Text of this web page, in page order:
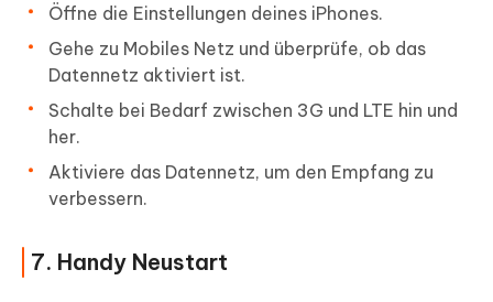
Öffne die Einstellungen deines iPhones.
Gehe zu Mobiles Netz und überprüfe, ob das
Datennetz aktiviert ist.
Schalte bei Bedarf zwischen 3G und LTE hin und
her.
Aktiviere das Datennetz, um den Empfang zu
verbessern.
7. Handy Neustart